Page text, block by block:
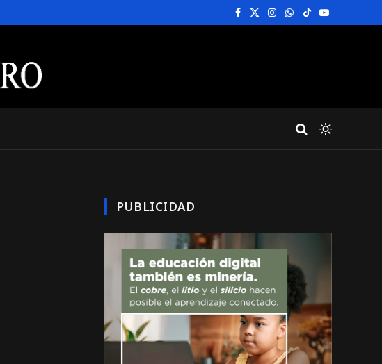
Facebook
X
Instagram
WhatsApp
TikTokYouTube
PUBLICIDAD